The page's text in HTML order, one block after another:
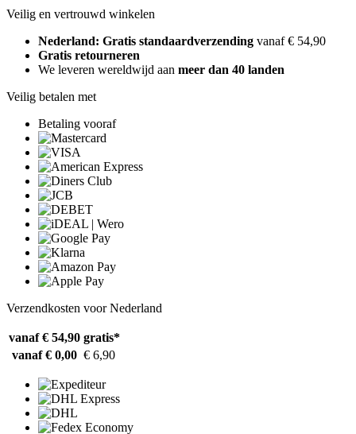
Veilig en vertrouwd winkelen
Nederland: Gratis standaardverzending vanaf € 54,90
Gratis retourneren
We leveren wereldwijd aan meer dan 40 landen
Veilig betalen met
Betaling vooraf
Verzendkosten voor Nederland
vanaf € 54,90 gratis*
vanaf € 0,00 € 6,90